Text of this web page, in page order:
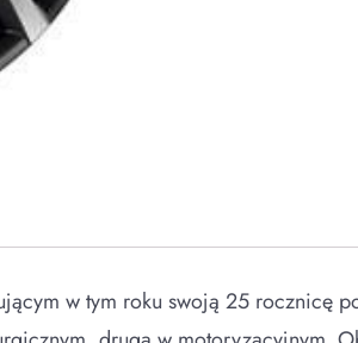
w tym roku swoją 25 rocznicę